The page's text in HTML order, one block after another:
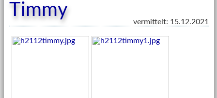
Timmy
vermittelt: 15.12.2021